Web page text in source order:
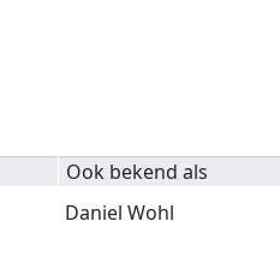
Ook bekend als
Daniel Wohl